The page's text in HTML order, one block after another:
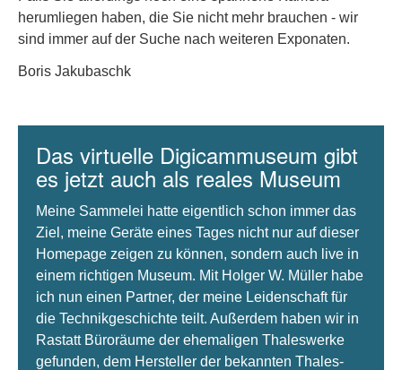
herumliegen haben, die Sie nicht mehr brauchen - wir
sind immer auf der Suche nach weiteren Exponaten.
Boris Jakubaschk
Das virtuelle Digicammuseum gibt
es jetzt auch als reales Museum
Meine Sammelei hatte eigentlich schon immer das
Ziel, meine Geräte eines Tages nicht nur auf dieser
Homepage zeigen zu können, sondern auch live in
einem richtigen Museum. Mit Holger W. Müller habe
ich nun einen Partner, der meine Leidenschaft für
die Technikgeschichte teilt. Außerdem haben wir in
Rastatt Büroräume der ehemaligen Thaleswerke
gefunden, dem Hersteller der bekannten Thales-